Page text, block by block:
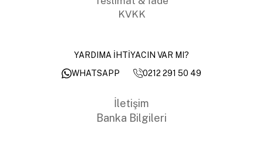
KVKK
YARDIMA İHTİYACIN VAR MI?
WHATSAPP
0212 291 50 49
İletişim
Banka Bilgileri